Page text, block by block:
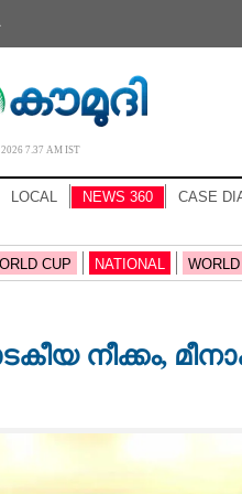
7.37 AM IST
LOCAL NEWS 360 CASE
CUP NATIONAL WORLD
നീക്കം,